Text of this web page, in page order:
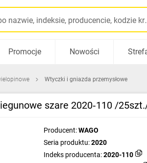
Szukaj po nazwie,
Promocje Nowości
Wtyczki i gniazda przemysłowe
szare 2020‑110 /
Producent:WAGO
Seria produktu:2020
Indeks producenta:2020-110